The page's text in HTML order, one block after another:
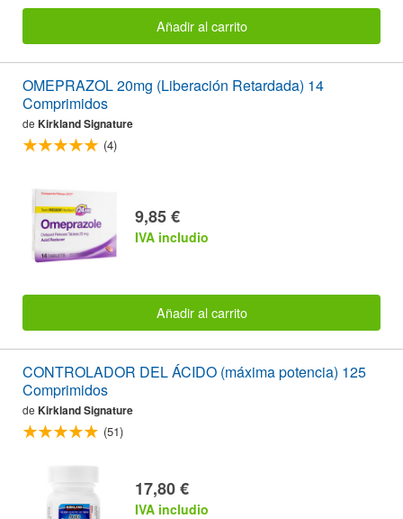
Añadir al carrito
OMEPRAZOL 20mg (Liberación Retardada) 14
Comprimidos
de Kirkland Signature
(4)
9,85 €
IVA includio
Añadir al carrito
CONTROLADOR DEL ÁCIDO (máxima potencia) 125
Comprimidos
de Kirkland Signature
(51)
17,80 €
IVA includio